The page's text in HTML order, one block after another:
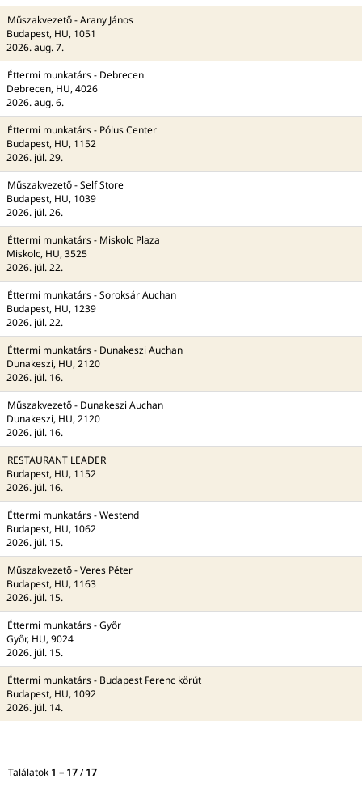
Műszakvezető - Arany János
Budapest, HU, 1051
2026. aug. 7.
Éttermi munkatárs - Debrecen
Debrecen, HU, 4026
2026. aug. 6.
Éttermi munkatárs - Pólus Center
Budapest, HU, 1152
2026. júl. 29.
Műszakvezető - Self Store
Budapest, HU, 1039
2026. júl. 26.
Éttermi munkatárs - Miskolc Plaza
Miskolc, HU, 3525
2026. júl. 22.
Éttermi munkatárs - Soroksár Auchan
Budapest, HU, 1239
2026. júl. 22.
Éttermi munkatárs - Dunakeszi Auchan
Dunakeszi, HU, 2120
2026. júl. 16.
Műszakvezető - Dunakeszi Auchan
Dunakeszi, HU, 2120
2026. júl. 16.
RESTAURANT LEADER
Budapest, HU, 1152
2026. júl. 16.
Éttermi munkatárs - Westend
Budapest, HU, 1062
2026. júl. 15.
Műszakvezető - Veres Péter
Budapest, HU, 1163
2026. júl. 15.
Éttermi munkatárs - Győr
Győr, HU, 9024
2026. júl. 15.
Éttermi munkatárs - Budapest Ferenc körút
Budapest, HU, 1092
2026. júl. 14.
Találatok 1 – 17/17